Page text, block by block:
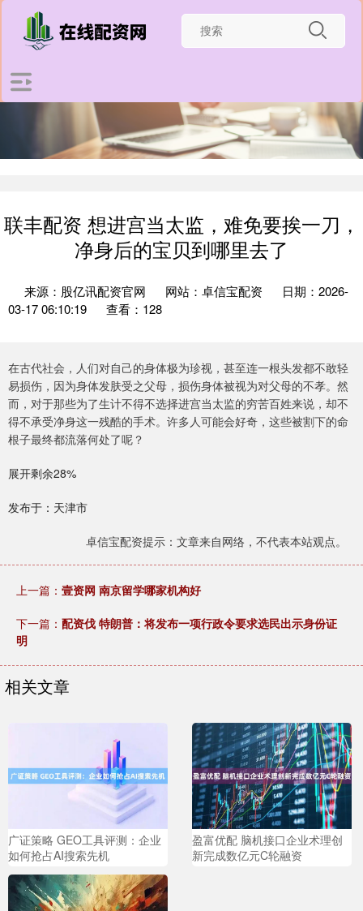
联丰配资 想进宫当太监，难免要挨一刀，
净身后的宝贝到哪里去了
来源：股亿讯配资官网 网站：卓信宝配资
日期：2026-
03-17 06:10:19
查看：128
在古代社会，人们对自己的身体极为珍视，甚至连一根头发都不敢轻
易损伤，因为身体发肤受之父母，损伤身体被视为对父母的不孝。然
而，对于那些为了生计不得不选择进宫当太监的穷苦百姓来说，却不
得不承受净身这一残酷的手术。许多人可能会好奇，这些被割下的命
根子最终都流落何处了呢？
展开剩余28%
发布于：天津市
卓信宝配资提示：文章来自网络，不代表本站观点。
上一篇： 壹资网 南京留学哪家机构好
下一篇： 配资伐 特朗普：将发布一项行政令要求选民出示身份证
明
相关文章
广证策略 GEO工具评测：企业
如何抢占AI搜索先机
盈富优配 脑机接口企业术理创
新完成数亿元C轮融资